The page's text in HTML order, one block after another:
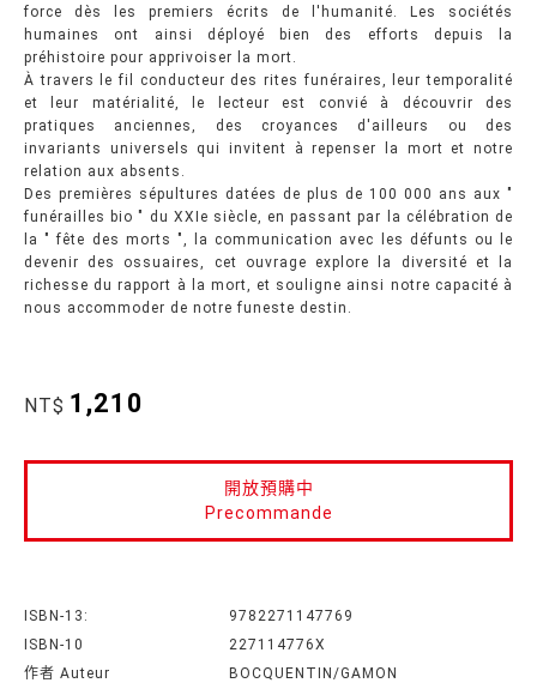
force dès les premiers écrits de l'humanité. Les sociétés
humaines ont ainsi déployé bien des efforts depuis la
préhistoire pour apprivoiser la mort.
À travers le fil conducteur des rites funéraires, leur temporalité
et leur matérialité, le lecteur est convié à découvrir des
pratiques anciennes, des croyances d'ailleurs ou des
invariants universels qui invitent à repenser la mort et notre
relation aux absents.
Des premières sépultures datées de plus de 100 000 ans aux "
funérailles bio " du XXIe siècle, en passant par la célébration de
la " fête des morts ", la communication avec les défunts ou le
devenir des ossuaires, cet ouvrage explore la diversité et la
richesse du rapport à la mort, et souligne ainsi notre capacité à
nous accommoder de notre funeste destin.
NT$ 1,210
開放預購中
Precommande
ISBN-13:
9782271147769
ISBN-10
227114776X
作者 Auteur
BOCQUENTIN/GAMON